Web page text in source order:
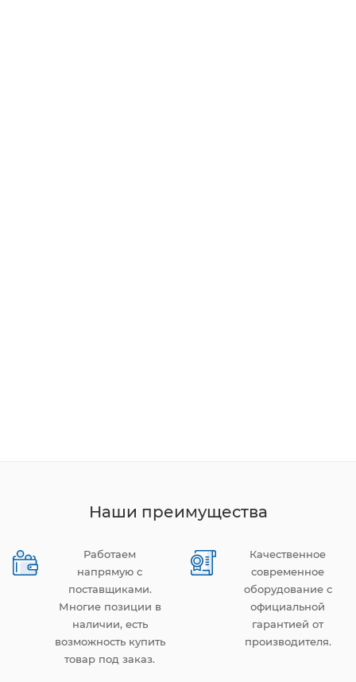
Наши преимущества
Работаем
напрямую с
поставщиками.
Многие позиции в
наличии, есть
возможность купить
товар под заказ.
Качественное
современное
оборудование с
официальной
гарантией от
производителя.